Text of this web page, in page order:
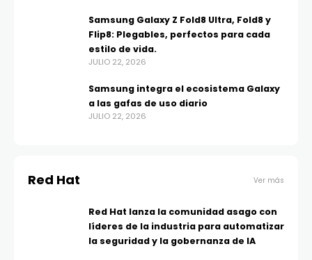
Samsung Galaxy Z Fold8 Ultra, Fold8 y
Flip8: Plegables, perfectos para cada
estilo de vida.
JULIO 22, 2026
Samsung integra el ecosistema Galaxy
a las gafas de uso diario
JULIO 22, 2026
Red Hat Ver más
Red Hat lanza la comunidad asago con
líderes de la industria para automatizar
la seguridad y la gobernanza de IA